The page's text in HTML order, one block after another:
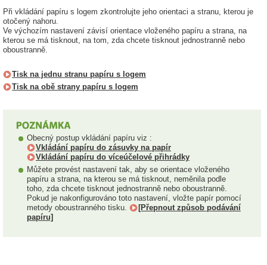
Při vkládání papíru s logem zkontrolujte jeho orientaci a stranu, kterou je
otočený nahoru.
Ve výchozím nastavení závisí orientace vloženého papíru a strana, na
kterou se má tisknout, na tom, zda chcete tisknout jednostranně nebo
oboustranně.
Tisk na jednu stranu papíru s logem
Tisk na obě strany papíru s logem
Obecný postup vkládání papíru viz :
Vkládání papíru do zásuvky na papír
Vkládání papíru do víceúčelové přihrádky
Můžete provést nastavení tak, aby se orientace vloženého
papíru a strana, na kterou se má tisknout, neměnila podle
toho, zda chcete tisknout jednostranně nebo oboustranně.
Pokud je nakonfigurováno toto nastavení, vložte papír pomocí
metody oboustranného tisku.
[Přepnout způsob podávání
papíru]